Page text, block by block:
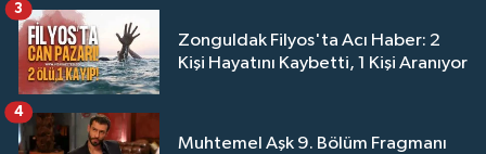
Zonguldak Filyos'ta Acı Haber: 2
Kişi Hayatını Kaybetti, 1 Kişi Aranıyor
3
Muhtemel Aşk 9. Bölüm Fragmanı
4